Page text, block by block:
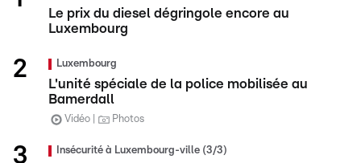
Le prix du diesel dégringole encore au
Luxembourg
Luxembourg
L'unité spéciale de la police mobilisée au
Bamerdall
Vidéo Photos
Insécurité à Luxembourg-ville (3/3)